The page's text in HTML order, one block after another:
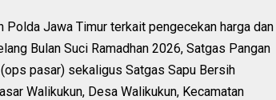
Jawa Timur terkait pengecekan harga dan
Bulan Suci Ramadhan 2026, Satgas Pangan
pasar) sekaligus Satgas Sapu Bersih
Walikukun, Desa Walikukun, Kecamatan